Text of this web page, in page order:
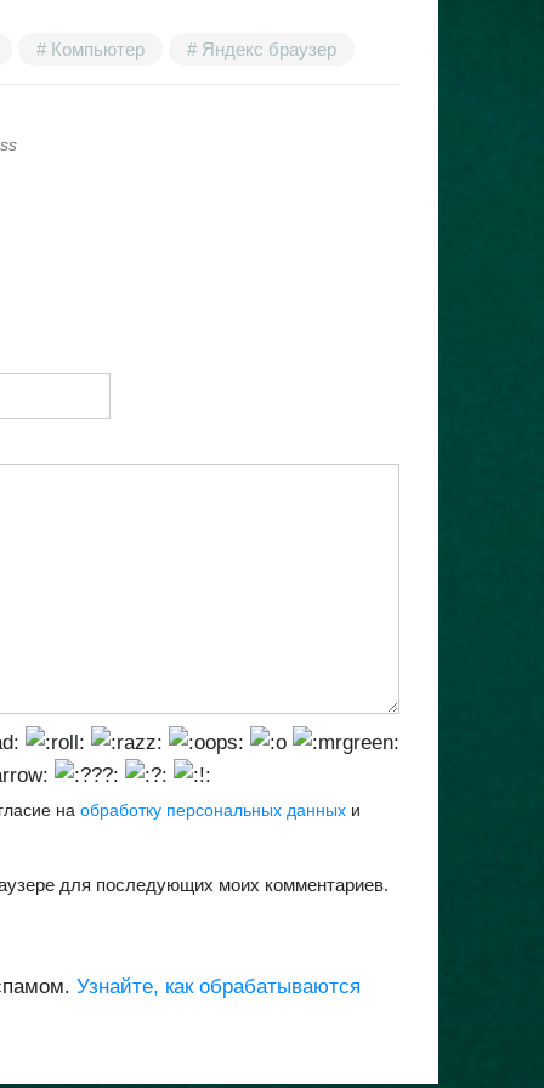
Компьютер Яндекс браузер
на обработку персональных данных и
для последующих моих комментариев.
Узнайте, как обрабатываются